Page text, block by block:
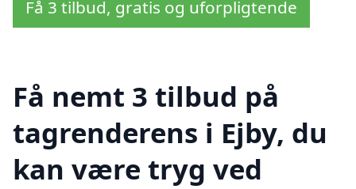
Få 3 tilbud, gratis og uforpligtende
Få nemt 3 tilbud på
tagrenderens i Ejby, du
kan være tryg ved